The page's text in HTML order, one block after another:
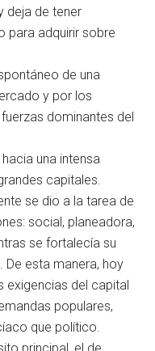
deja de tener
para adquirir sobre
de una
y por los
dominantes del
una intensa
capitales.
se dio a la tarea de
social, planeadora,
se fortalecía su
De esta manera, hoy
exigencias del capital
populares,
que político.